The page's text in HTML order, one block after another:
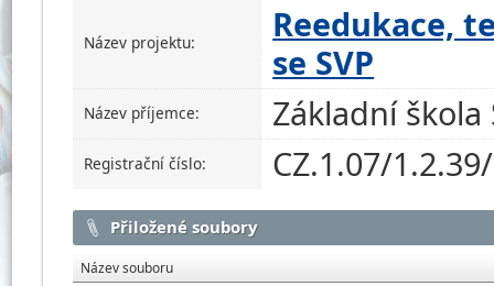
Název projektu:
Reedukace,
se SVP
Název příjemce: Základní
Registrační číslo: CZ.1.07/
Přiložené soubory
Název souboru